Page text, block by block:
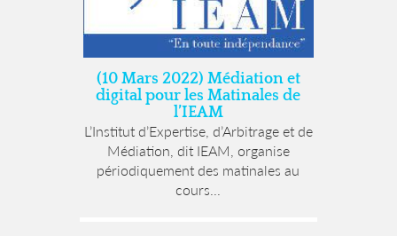
(10 Mars 2022) Médiation et
digital pour les Matinales de
l’IEAM
L’Institut d’Expertise, d’Arbitrage et de
Médiation, dit IEAM, organise
périodiquement des matinales au
cours...